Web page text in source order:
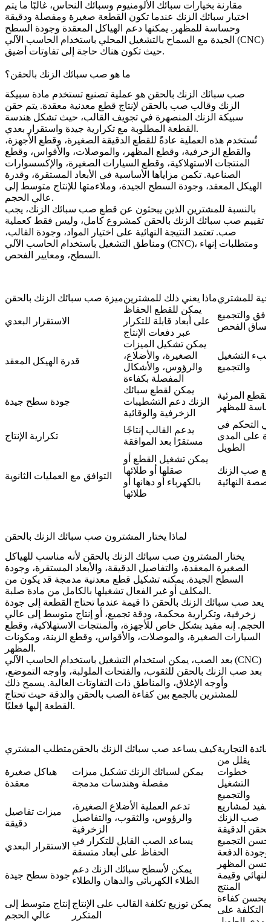
مقارنة بخيارات سبائك الألومنيوم وسبائك النحاس، غالبًا ما يتم
اختيار سبائك الزنك عندما تكون القطعة صغيرة ومفصلة ودقيقة
وحساسة للمظهر. يمكنها دعم الهياكل المعقدة وجودة السطح
الجيدة مع السماح بالتشغيل المحلي باستخدام الحاسب الآلي (CNC)
حيث تكون هناك حاجة إلى تفاوتات أضيق.
ما هو صب سبائك الزنك بالحقن؟
صب سبائك الزنك بالحقن هو عملية تصنيع تستخدم مادة سبيكة
الزنك وقالب صب بالحقن لإنتاج قطع معدنية معقدة. يتم حقن
سبيكة الزنك المنصهرة في تجويف القالب، حيث تشكل هندسة
القطعة المطلوبة مع تكرارية جيدة واستقرار بعدي.
تُستخدم هذه العملية عادةً للقطع الدقيقة الصغيرة، وقطع الأجهزة،
والقطع الزخرفية، وقطع المظهر، والموصلات، والأقواس، وقطع
المنتجات الاستهلاكية، وقطع السيارات الصغيرة، والإكسسوارات
الصناعية. تكمن مزاياها الأساسية في الأبعاد المستقرة، وقدرة
الهيكل المعقد، وجودة السطح الجيدة، وملاءمتها للإنتاج متوسط إلى
عالي الحجم.
بالنسبة للمشترين الذين يبحثون عن قطع صب سبائك الزنك، يجب
تقييم صب سبائك الزنك بالحقن كمشروع كامل، وليس فقط كعملية
صب. تعتمد النتيجة النهائية على اختيار المواد، وجودة القالب،
ومناطق التشغيل باستخدام الحاسب الآلي (CNC)، ومتطلبات إنهاء
السطح، ومعايير الفحص.
ميزة صب سبائك الزنك بالحقنماذا يعني ذلك للمشترينللمشتري
الاستقرار البعدي
يمكن للقطع الحفاظ
على أبعاد قابلة للتكرار
عبر دفعات الإنتاج
والتجميع
الفحص
قدرة الهيكل المعقد
يمكن تشكيل الميزات
الصغيرة، والأضلاع،
والرؤوس، والأشكال
المفصلة بكفاءة
التشغيل
والتجميع
جودة سطح جيدة
يمكن لقطع سبائك
الزنك دعم التشطيبات
الزخرفية والوقائية
المرئية
للمظهر
تكرارية الإنتاج
يدعم القالب إنتاجًا
مستقرًا بعد الموافقة
التحكم في
على المدى
الطويل
التوافق مع العمليات الثانوية
يمكن تشغيل القطع أو
صقلها أو طلائها
بالكهرباء أو دهانها أو
طلائها
صب الزنك
النهائية
لماذا يختار المشترون صب سبائك الزنك بالحقن
يختار المشترون صب سبائك الزنك بالحقن لأنه مناسب للهياكل
الصغيرة المعقدة، والتفاصيل الدقيقة، والأبعاد المستقرة، وجودة
السطح الجيدة. يمكنه تشكيل قطع معدنية مدمجة قد يكون من
المكلف أو غير الفعال تشغيلها بالكامل من مادة صلبة.
يعد صب سبائك الزنك بالحقن ذا قيمة عندما تحتاج القطعة إلى جودة
زخرفية، وتكرارية محكمة، ودقة تجميع، أو إنتاج متوسط إلى عالي
الحجم. إنه مفيد بشكل خاص للأجهزة، والمنتجات الاستهلاكية، وقطع
السيارات الصغيرة، والموصلات، والأقواس، وقطع الزينة، ومكونات
المظهر.
بعد الصب، يمكن استخدام التشغيل باستخدام الحاسب الآلي (CNC)
بعد صب الزنك بالحقن للثقوب، والفتحات الملولبة، وأوجه التموضع،
وأوجه الإغلاق، والمناطق ذات التفاوتات العالية. يسمح ذلك
للمشترين بالجمع بين كفاءة الصب بالحقن والدقة حيث تحتاج
القطعة إليها فعليًا.
متطلب المشتريكيف يساعد صب سبائك الزنك بالحقنالتجارية
هياكل صغيرة
معقدة
يمكن لسبائك الزنك تشكيل ميزات
مفصلة وهندسات مدمجة
يقلل من
خطوات
التشغيل
والتجميع
ميزات تفاصيل
دقيقة
تدعم العملية الأضلاع الصغيرة،
والرؤوس، والثقوب، والتفاصيل
الزخرفية
مفيد لمشاريع
صب الزنك
الدقيقة
الاستقرار البعدي
يساعد الصب القابل للتكرار في
الحفاظ على أبعاد متسقة
التجميع
وجودة الدفعة
جودة سطح جيدة
يمكن لأسطح سبائك الزنك دعم
الطلاء الكهربائي والدهان والطلاء
المظهر
النهائي وقيمة
المنتج
إنتاج متوسط إلى
عالي الحجم
يمكن توزيع تكلفة القالب على الإنتاج
المتكرر
يحسن كفاءة
التكلفة على